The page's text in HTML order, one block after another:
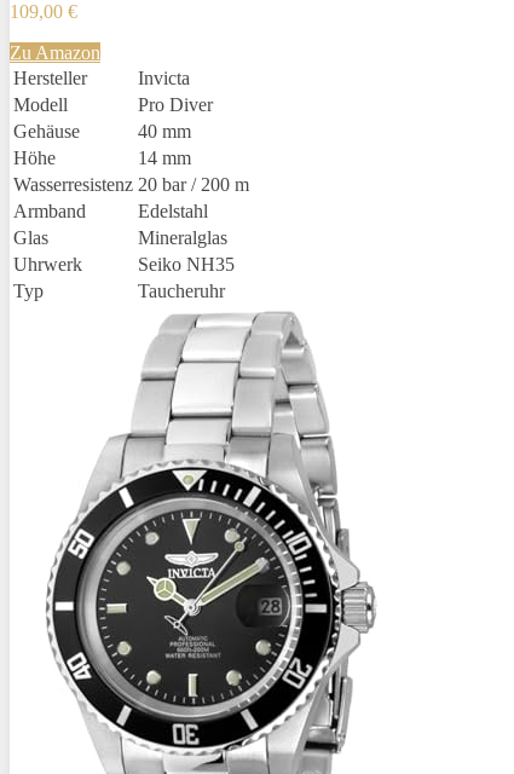
109,00 €
Zu Amazon
Hersteller
Invicta
Modell
Pro Diver
Gehäuse
40 mm
Höhe
14 mm
Wasserresistenz 20 bar / 200 m
Armband
Edelstahl
Glas
Mineralglas
Uhrwerk
Seiko NH35
Typ
Taucheruhr